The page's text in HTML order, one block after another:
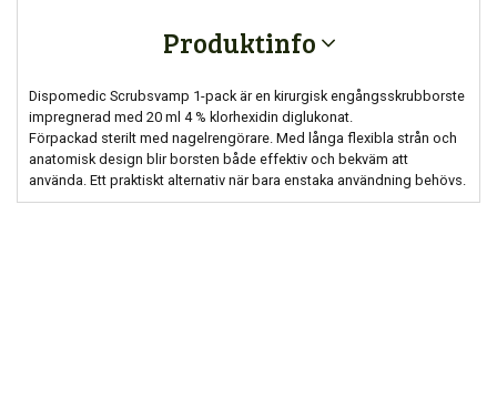
Produktinfo
Dispomedic Scrubsvamp 1-pack är en kirurgisk engångsskrubborste
impregnerad med 20 ml 4 % klorhexidin diglukonat.
Förpackad sterilt med nagelrengörare. Med långa flexibla strån och
anatomisk design blir borsten både effektiv och bekväm att
använda. Ett praktiskt alternativ när bara enstaka användning behövs.